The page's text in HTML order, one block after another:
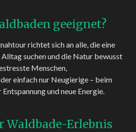
geeignet?
richtet sich an alle, die eine
suchen und die Natur bewusst
Menschen,
einfach nur Neugierige – beim
und neue Energie.
Waldbade-Erlebnis